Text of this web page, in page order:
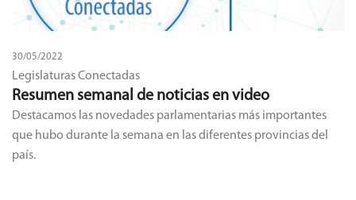
30/05/2022
Legislaturas Conectadas
Resumen semanal de noticias en video
Destacamos las novedades parlamentarias más importantes
que hubo durante la semana en las diferentes provincias del
país.